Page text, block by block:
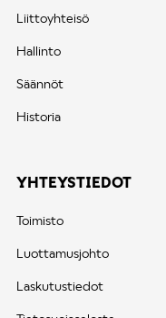
Liittoyhteisö
Hallinto
Säännöt
Historia
YHTEYSTIEDOT
Toimisto
Luottamusjohto
Laskutustiedot